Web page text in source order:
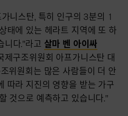
니스탄, 특히 인구의 3분의 1
태에 있는 헤라트 지역에 또 하
니다."라고 살마 벤 아이싸
제구조위원회 아프가니스탄 대
위원회는 많은 사람들이 더 안
따라 지진의 영향을 받는 가구
것으로 예측하고 있습니다."